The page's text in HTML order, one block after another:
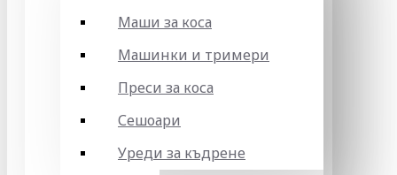
Маши за коса
Машинки и тримери
Преси за коса
Сешоари
Уреди за къдрене